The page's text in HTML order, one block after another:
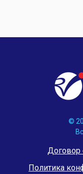
©
Политика